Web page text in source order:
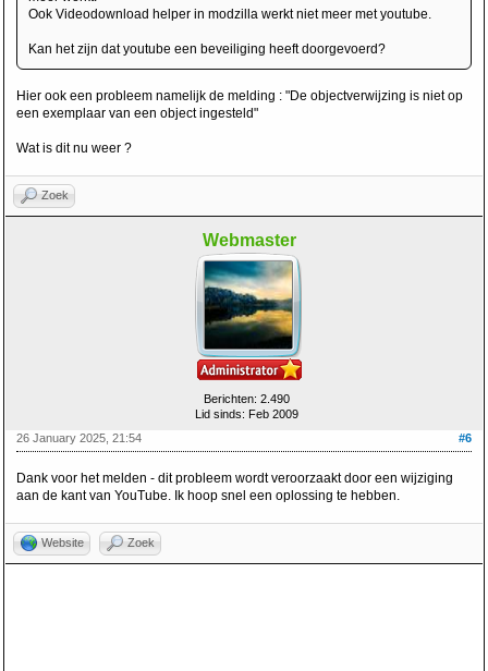
Ook Videodownload helper in modzilla werkt niet meer met youtube.
Kan het zijn dat youtube een beveiliging heeft doorgevoerd?
Hier ook een probleem namelijk de melding : "De objectverwijzing is niet op
een exemplaar van een object ingesteld"
Wat is dit nu weer ?
Zoek
Webmaster
Berichten: 2.490
Lid sinds: Feb 2009
#6
26 January 2025, 21:54
Dank voor het melden - dit probleem wordt veroorzaakt door een wijziging
aan de kant van YouTube. Ik hoop snel een oplossing te hebben.
Website Zoek